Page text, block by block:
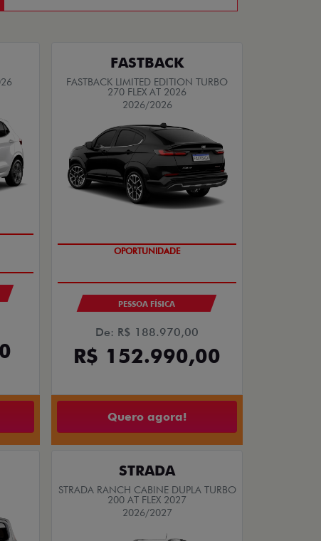
FASTBACK
FASTBACK LIMITED EDITION TURBO
270 FLEX AT 2026
2026/2026
OPORTUNIDADE
PESSOA FÍSICA
De: R$ 188.970,00
R$ 152.990,00
Quero agora!
STRADA
STRADA RANCH CABINE DUPLA TURBO
200 AT FLEX 2027
2026/2027